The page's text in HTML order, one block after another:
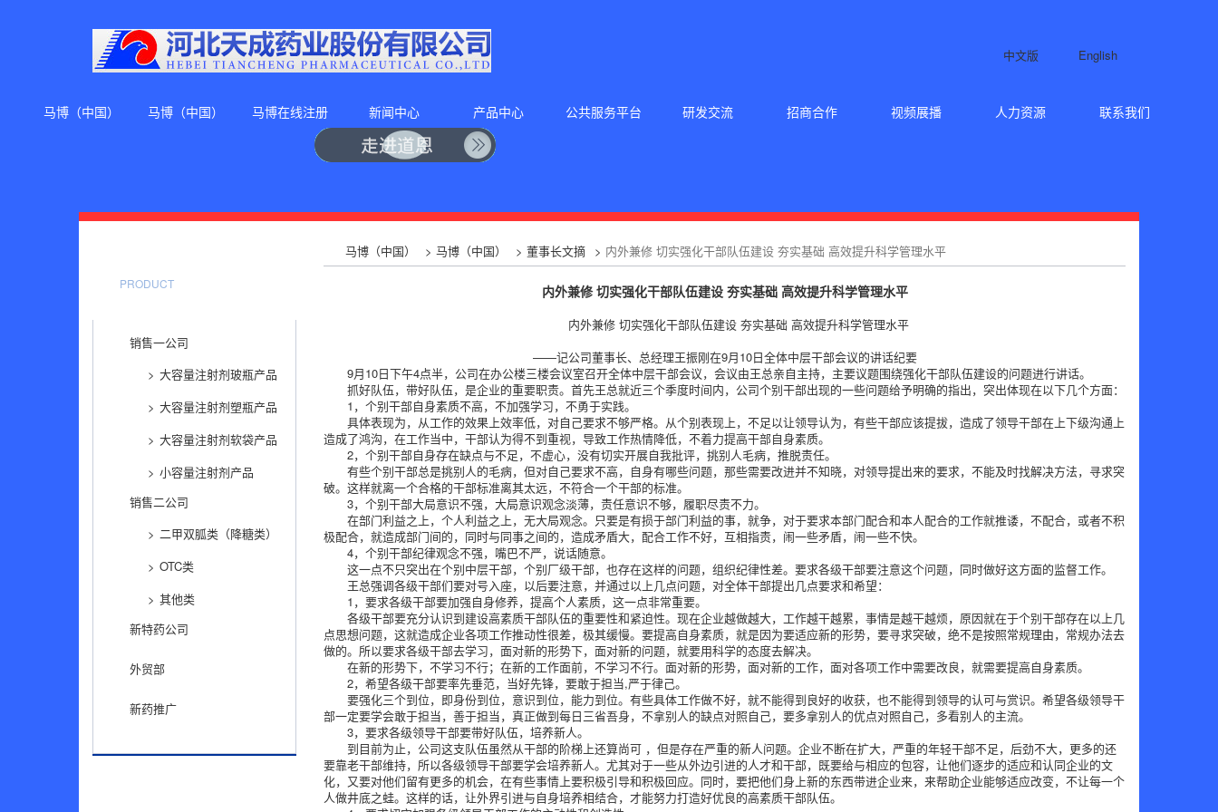
中文版 English
马博（中国） 马博（中国） 马博在线注册 新闻中心 产品中心 公共服务平台 研发交流 招商合作 视频展播 人力资源 联系我们
PRODUCT
销售一公司
大容量注射剂玻瓶产品
大容量注射剂塑瓶产品
大容量注射剂软袋产品
小容量注射剂产品
销售二公司
二甲双胍类（降糖类）
OTC类
其他类
新特药公司
外贸部
新药推广
马博（中国） > 马博（中国） > 董事长文摘 > 内外兼修 切实强化干部队伍建设 夯实基础 高效提升科学管理水平
内外兼修 切实强化干部队伍建设 夯实基础 高效提升科学管理水平
内外兼修 切实强化干部队伍建设 夯实基础 高效提升科学管理水平
——记公司董事长、总经理王振刚在9月10日全体中层干部会议的讲话纪要
9月10日下午4点半，公司在办公楼三楼会议室召开全体中层干部会议，会议由王总亲自主持，主要议题围绕强化干部队伍建设的问题进行讲话。
抓好队伍，带好队伍，是企业的重要职责。首先王总就近三个季度时间内，公司个别干部出现的一些问题给予明确的指出，突出体现在以下几个方面：
1，个别干部自身素质不高，不加强学习，不勇于实践。
具体表现为，从工作的效果上效率低，对自己要求不够严格。从个别表现上，不足以让领导认为，有些干部应该提拔，造成了领导干部在上下级沟通上
造成了鸿沟，在工作当中，干部认为得不到重视，导致工作热情降低，不着力提高干部自身素质。
2，个别干部自身存在缺点与不足，不虚心，没有切实开展自我批评，挑别人毛病，推脱责任。
有些个别干部总是挑别人的毛病，但对自己要求不高，自身有哪些问题，那些需要改进并不知晓，对领导提出来的要求，不能及时找解决方法，寻求突
破。这样就离一个合格的干部标准离其太远，不符合一个干部的标准。
3，个别干部大局意识不强，大局意识观念淡薄，责任意识不够，履职尽责不力。
在部门利益之上，个人利益之上，无大局观念。只要是有损于部门利益的事，就争，对于要求本部门配合和本人配合的工作就推诿，不配合，或者不积
极配合，就造成部门间的，同时与同事之间的，造成矛盾大，配合工作不好，互相指责，闹一些矛盾，闹一些不快。
4，个别干部纪律观念不强，嘴巴不严，说话随意。
这一点不只突出在个别中层干部，个别厂级干部，也存在这样的问题，组织纪律性差。要求各级干部要注意这个问题，同时做好这方面的监督工作。
王总强调各级干部们要对号入座，以后要注意，并通过以上几点问题，对全体干部提出几点要求和希望：
1，要求各级干部要加强自身修养，提高个人素质，这一点非常重要。
各级干部要充分认识到建设高素质干部队伍的重要性和紧迫性。现在企业越做越大，工作越干越累，事情是越干越烦，原因就在于个别干部存在以上几
点思想问题，这就造成企业各项工作推动性很差，极其缓慢。要提高自身素质，就是因为要适应新的形势，要寻求突破，绝不是按照常规理由，常规办法去
做的。所以要求各级干部去学习，面对新的形势下，面对新的问题，就要用科学的态度去解决。
在新的形势下，不学习不行；在新的工作面前，不学习不行。面对新的形势，面对新的工作，面对各项工作中需要改良，就需要提高自身素质。
2，希望各级干部要率先垂范，当好先锋，要敢于担当,严于律己。
要强化三个到位，即身份到位，意识到位，能力到位。有些具体工作做不好，就不能得到良好的收获，也不能得到领导的认可与赏识。希望各级领导干
部一定要学会敢于担当，善于担当，真正做到每日三省吾身，不拿别人的缺点对照自己，要多拿别人的优点对照自己，多看别人的主流。
3，要求各级领导干部要带好队伍，培养新人。
到目前为止，公司这支队伍虽然从干部的阶梯上还算尚可 ，但是存在严重的新人问题。企业不断在扩大，严重的年轻干部不足，后劲不大，更多的还
要靠老干部维持，所以各级领导干部要学会培养新人。尤其对于一些从外边引进的人才和干部，既要给与相应的包容，让他们逐步的适应和认同企业的文
化，又要对他们留有更多的机会，在有些事情上要积极引导和积极回应。同时，要把他们身上新的东西带进企业来，来帮助企业能够适应改变，不让每一个
人做井底之蛙。这样的话，让外界引进与自身培养相结合，才能努力打造好优良的高素质干部队伍。